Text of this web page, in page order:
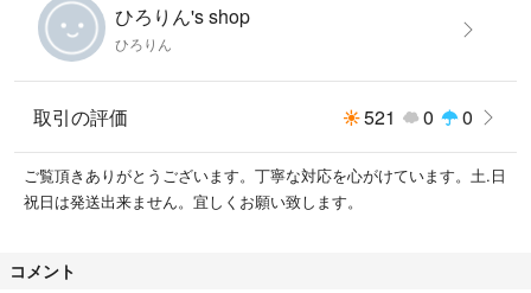
ひろりん's shop
ひろりん
取引の評価 521 0 0
ご覧頂きありがとうございます。丁寧な対応を心がけています。土.日
祝日は発送出来ません。宜しくお願い致します。
コメント